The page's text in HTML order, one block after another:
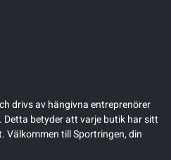
drivs av hängivna entreprenörer
betyder att varje butik har sitt
till Sportringen, din